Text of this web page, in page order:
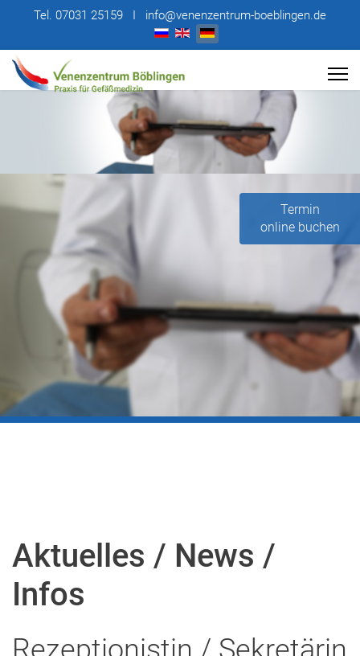
Tel. 07031 25159 I info@venenzentrum-boeblingen.de
Termin
online buchen
Sprache auswählen
Aktuelles / News /
Infos